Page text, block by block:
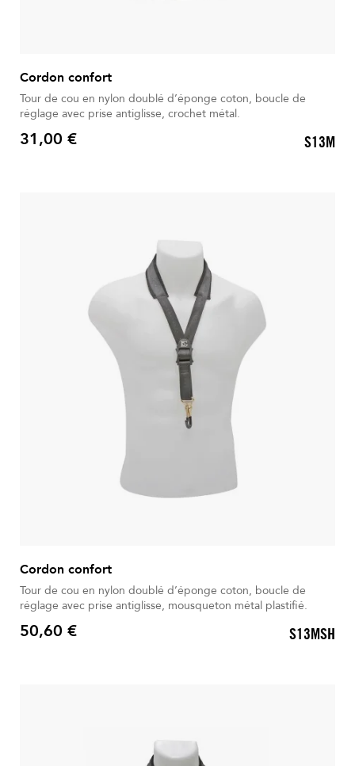
Cordon confort
Tour de cou en nylon doublé d’éponge coton, boucle de
réglage avec prise antiglisse, crochet métal.
Prix
31,00 € S13M
Cordon confort
Tour de cou en nylon doublé d’éponge coton, boucle de
réglage avec prise antiglisse, mousqueton métal plastifié.
Prix
50,60 € S13MSH